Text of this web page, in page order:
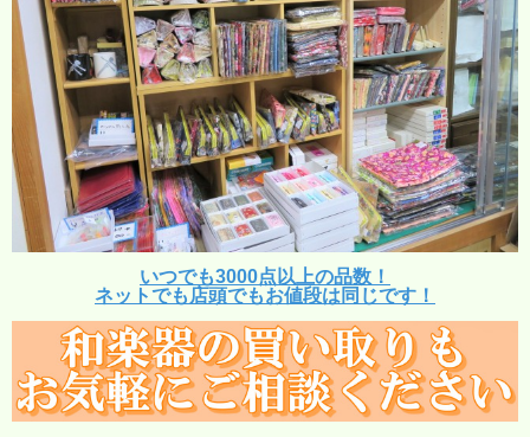
いつでも3000点以上の品数！
ネットでも店頭でもお値段は同じです！